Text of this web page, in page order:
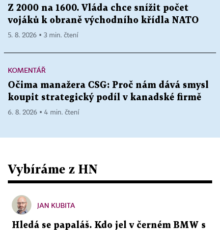
Z 2000 na 1600. Vláda chce snížit počet
vojáků k obraně východního křídla NATO
5. 8. 2026 ▪ 3 min. čtení
KOMENTÁŘ
Očima manažera CSG: Proč nám dává smysl
koupit strategický podíl v kanadské firmě
6. 8. 2026 ▪ 4 min. čtení
Vybíráme z HN
JAN KUBITA
Hledá se papaláš. Kdo jel v černém BMW s